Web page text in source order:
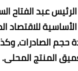
عبد الفتاح
حجم الصادرات،
المنتج المحلى.